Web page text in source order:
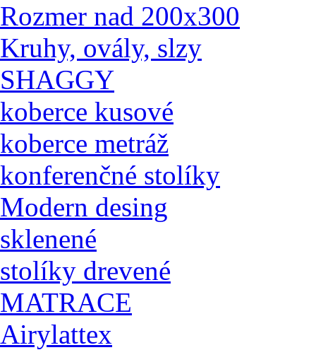
Rozmer nad 200x300
Kruhy, ovály, slzy
SHAGGY
koberce kusové
koberce metráž
konferenčné stolíky
Modern desing
sklenené
stolíky drevené
MATRACE
Airylattex